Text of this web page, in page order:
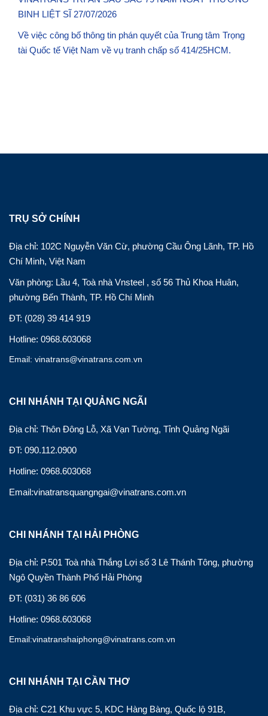
BINH LIỆT SĨ 27/07/2026
Về việc công bố thông tin phán quyết của Trung tâm Trọng
tài Quốc tế Việt Nam về vụ tranh chấp số 414/25HCM.
TRỤ SỞ CHÍNH
Địa chỉ: 102C Nguyễn Văn Cừ, phường Cầu Ông Lãnh, TP. Hồ
Chí Minh, Việt Nam
Văn phòng: Lầu 4, Toà nhà Vnsteel , số 56 Thủ Khoa Huân,
phường Bến Thành, TP. Hồ Chí Minh
ĐT: (028) 39 414 919
Hotline: 0968.603068
Email: vinatrans@vinatrans.com.vn
CHI NHÁNH TẠI QUẢNG NGÃI
Địa chỉ: Thôn Đông Lỗ, Xã Vạn Tường, Tỉnh Quảng Ngãi
ĐT: 090.112.0900
Hotline: 0968.603068
Email:vinatransquangngai@vinatrans.com.vn
CHI NHÁNH TẠI HẢI PHÒNG
Địa chỉ: P.501 Toà nhà Thắng Lợi số 3 Lê Thánh Tông, phường
Ngô Quyền Thành Phố Hải Phòng
ĐT: (031) 36 86 606
Hotline: 0968.603068
Email:vinatranshaiphong@vinatrans.com.vn
CHI NHÁNH TẠI CẦN THƠ
Địa chỉ: C21 Khu vực 5, KDC Hàng Bàng, Quốc lộ 91B,